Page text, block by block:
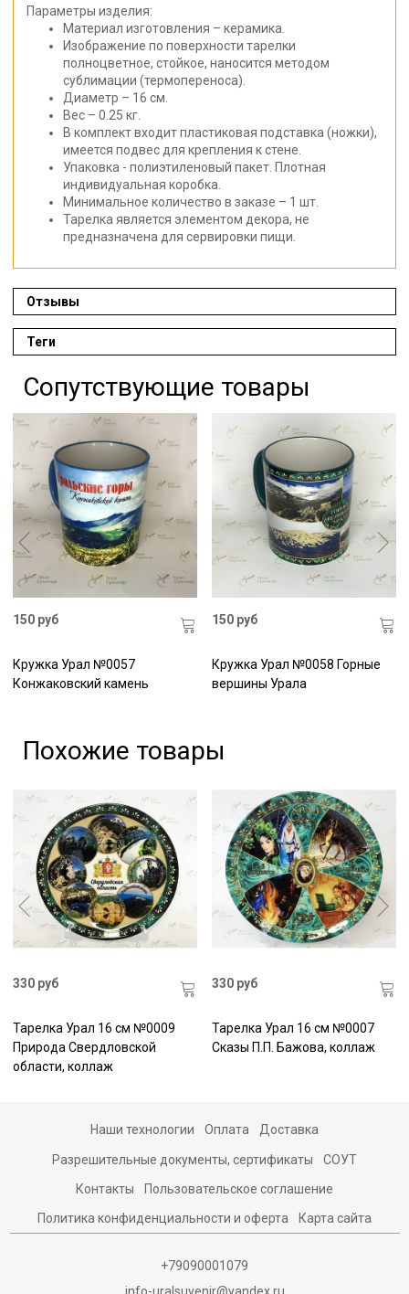
Параметры изделия:
Материал изготовления – керамика.
Изображение по поверхности тарелки
полноцветное, стойкое, наносится методом
сублимации (термопереноса).
Диаметр – 16 см.
Вес – 0.25 кг.
В комплект входит пластиковая подставка (ножки),
имеется подвес для крепления к стене.
Упаковка - полиэтиленовый пакет. Плотная
индивидуальная коробка.
Минимальное количество в заказе – 1 шт.
Тарелка является элементом декора, не
предназначена для сервировки пищи.
Отзывы
Теги
Сопутствующие товары
150 руб
Кружка Урал №0057
Конжаковский камень
150 руб
Кружка Урал №0058 Горные
вершины Урала
Похожие товары
330 руб
Тарелка Урал 16 см №0009
Природа Свердловской
области, коллаж
330 руб
Тарелка Урал 16 см №0007
Сказы П.П. Бажова, коллаж
Наши технологии Оплата Доставка
Разрешительные документы, сертификаты СОУТ
Контакты Пользовательское соглашение
Политика конфиденциальности и оферта Карта сайта
+79090001079